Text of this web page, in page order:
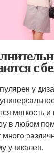
с
у
мягкость
в любом
много
уникален.